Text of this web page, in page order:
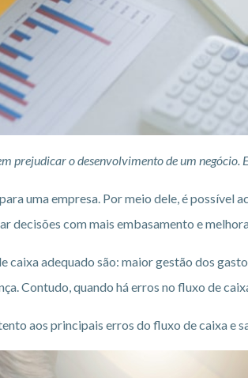
prejudicar o desenvolvimento de um negócio.
uma empresa. Por meio dele, é possível
decisões com mais embasamento e
caixa adequado são: maior gestão dos
Contudo, quando há erros no fluxo de
aos principais erros do fluxo de caixa e